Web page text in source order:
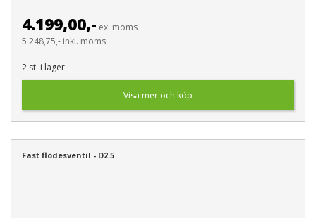
4.199,00,- ex. moms
5.248,75,- inkl. moms
2 st. i lager
Visa mer och köp
Fast flödesventil - D2.5